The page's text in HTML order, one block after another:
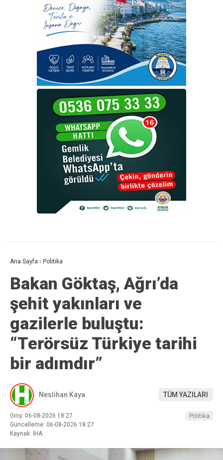
Ana Sayfa › Politika
Bakan Göktaş, Ağrı’da
şehit yakınları ve
gazilerle buluştu:
“Terörsüz Türkiye tarihi
bir adımdır”
Neslihan Kaya TÜM YAZILARI
Giriş: 06-08-2026 18:27
Güncelleme: 06-08-2026 18:27
Kaynak: İHA
Politika